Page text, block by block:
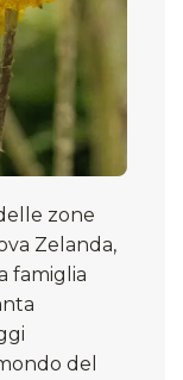
zone
Zelanda,
famiglia
del